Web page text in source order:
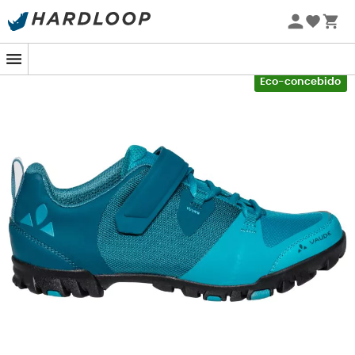
Promoções de verão 🔥 -5% EXTRA a partir de 2 produtos*
Eco-concebido
As nossas marcas de calçado,
Rab
La Sportiva
Lowa
Altra
Millet
Moon boot
Helly Hansen
Scarpa
Vaude
Mammut
Julbo
New balance
Hanwag
Birkenstock